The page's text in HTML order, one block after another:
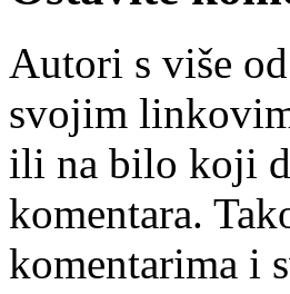
Autori s više
svojim
ili na bilo koji
komentara.
komentarima i